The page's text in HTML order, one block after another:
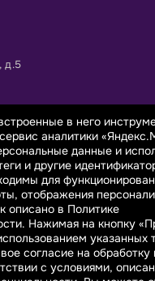
д.5
- Интернет-магазин
в него
аналитики
данные и
и другие
для
отображения
описано в Политике
Нажимая на кнопку
указанных
согласие на
с условиями,